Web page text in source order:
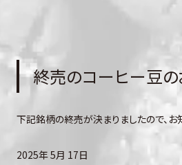
終売のコーヒー豆の
下記銘柄の終売が決まりましたので、お
2025年 5月 17日